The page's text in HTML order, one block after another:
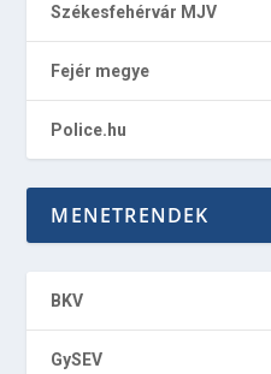
Székesfehérvár MJV
Fejér megye
Police.hu
MENETRENDEK
BKV
GySEV